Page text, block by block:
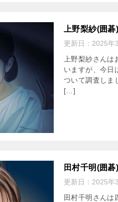
上野梨紗(囲
更新日： 2025年
上野梨紗さん
いますが、今日
ついて調査しま
[…]
田村千明(囲
更新日： 2025年
田村千明さんは